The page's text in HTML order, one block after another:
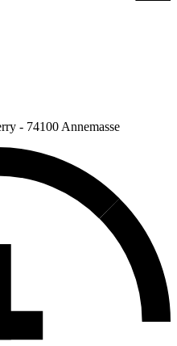
- 74100 Annemasse